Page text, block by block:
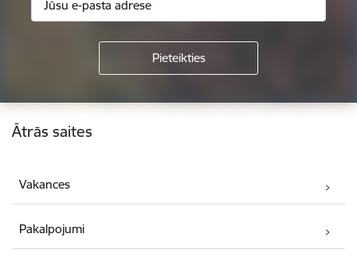
Kājene
Ātrās saites
Vakances
Pakalpojumi